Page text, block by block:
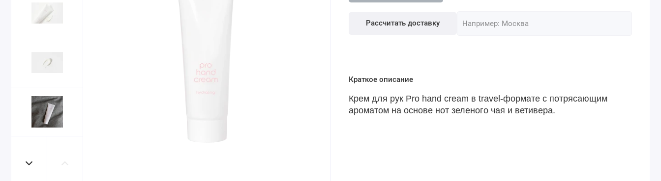
Рассчитать доставку
Краткое описание
Крем для рук Pro hand cream в travel-формате с потрясающим
ароматом на основе нот зеленого чая и ветивера.